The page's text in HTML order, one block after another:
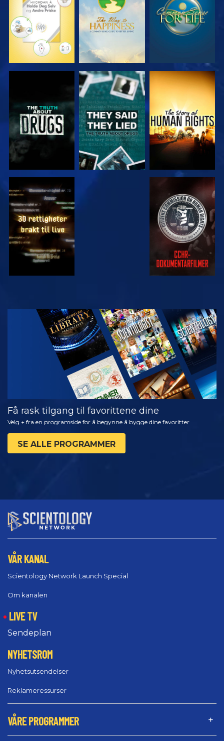
SE SE
SE SE
SE
UTFORSK
SERIEN
Få rask tilgang til favorittene dine
Velg + fra en programside for å begynne å bygge dine favoritter
SE ALLE PROGRAMMER
VÅR KANAL
Scientology Network Launch Special
Om kanalen
LIVE TV
Sendeplan
NYHETSROM
Nyhetsutsendelser
Reklameressurser
VÅRE PROGRAMMER